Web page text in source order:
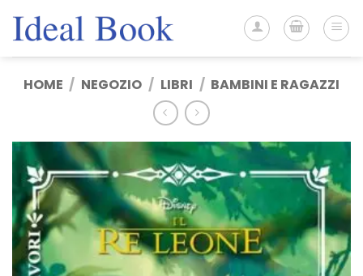
HOME / NEGOZIO / LIBRI / BAMBINI E RAGAZZI